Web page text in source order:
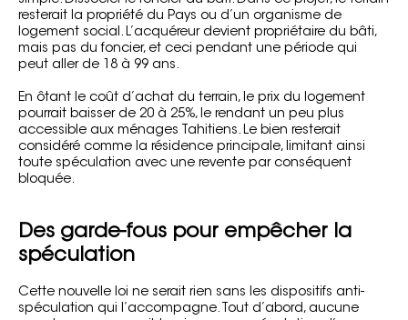
resterait la propriété du Pays ou d’un organisme de
logement social. L’acquéreur devient propriétaire du bâti,
mais pas du foncier, et ceci pendant une période qui
peut aller de 18 à 99 ans.
En ôtant le coût d’achat du terrain, le prix du logement
pourrait baisser de 20 à 25%, le rendant un peu plus
accessible aux ménages Tahitiens. Le bien resterait
considéré comme la résidence principale, limitant ainsi
toute spéculation avec une revente par conséquent
bloquée.
Des garde-fous pour empêcher la
spéculation
Cette nouvelle loi ne serait rien sans les dispositifs anti-
spéculation qui l’accompagne. Tout d’abord, aucune